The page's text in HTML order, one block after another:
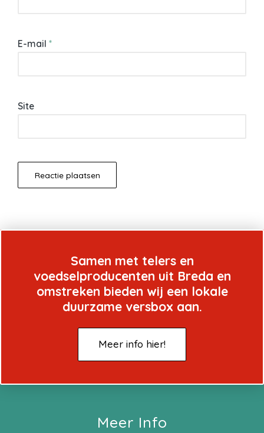
E-mail *
Site
Samen met telers en
voedselproducenten uit Breda en
omstreken bieden wij een lokale
duurzame versbox aan.
Meer info hier!
Meer Info